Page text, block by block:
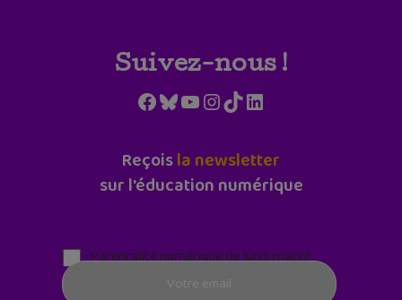
Suivez-nous !
Facebook
Bluesky
YouTube
Instagram
TikTokLinkedIn
Reçoisla newsletter
sur l'éducation numérique
Parentalité numérique (le lundi matin)